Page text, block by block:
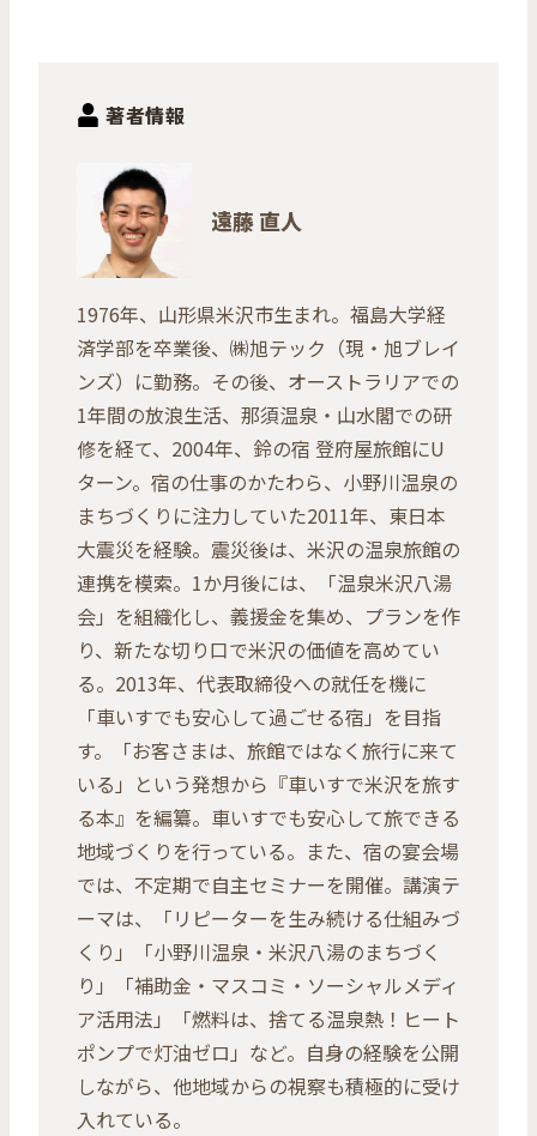
著者情報
遠藤 直人
1976年、山形県米沢市生まれ。福島大学経
済学部を卒業後、㈱旭テック（現・旭ブレイ
ンズ）に勤務。その後、オーストラリアでの
1年間の放浪生活、那須温泉・山水閣での研
修を経て、2004年、鈴の宿 登府屋旅館にU
ターン。宿の仕事のかたわら、小野川温泉の
まちづくりに注力していた2011年、東日本
大震災を経験。震災後は、米沢の温泉旅館の
連携を模索。1か月後には、「温泉米沢八湯
会」を組織化し、義援金を集め、プランを作
り、新たな切り口で米沢の価値を高めてい
る。2013年、代表取締役への就任を機に
「車いすでも安心して過ごせる宿」を目指
す。「お客さまは、旅館ではなく旅行に来て
いる」という発想から『車いすで米沢を旅す
る本』を編纂。車いすでも安心して旅できる
地域づくりを行っている。また、宿の宴会場
では、不定期で自主セミナーを開催。講演テ
ーマは、「リピーターを生み続ける仕組みづ
くり」「小野川温泉・米沢八湯のまちづく
り」「補助金・マスコミ・ソーシャルメディ
ア活用法」「燃料は、捨てる温泉熱！ヒート
ポンプで灯油ゼロ」など。自身の経験を公開
しながら、他地域からの視察も積極的に受け
入れている。